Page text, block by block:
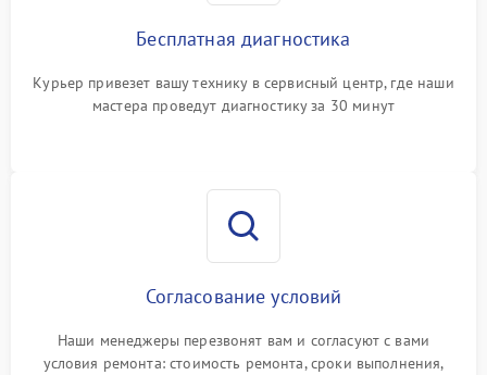
Бесплатная диагностика
Курьер привезет вашу технику в сервисный центр, где наши
мастера проведут диагностику за 30 минут
Согласование условий
Наши менеджеры перезвонят вам и согласуют с вами
условия ремонта: стоимость ремонта, сроки выполнения,